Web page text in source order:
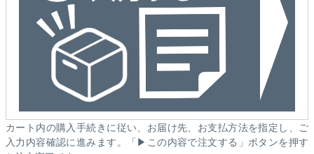
カート内の購入手続きに従い、お届け先、お支払方法を指定し、ご
入力内容確認に進みます。「▶この内容で注文する」ボタンを押す